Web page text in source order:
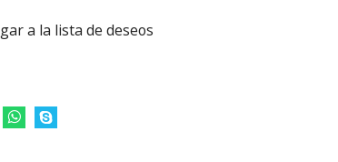
a la lista de deseos